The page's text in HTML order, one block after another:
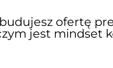
ofertę
jest mindset